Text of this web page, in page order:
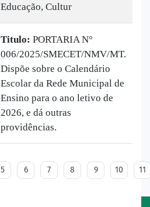
Educação, Cultur
Titulo: PORTARIA N°
006/2025/SMECET/NMV/MT.
Dispõe sobre o Calendário
Escolar da Rede Municipal de
Ensino para o ano letivo de
2026, e dá outras
providências.
5 6 7 8 9 10 11